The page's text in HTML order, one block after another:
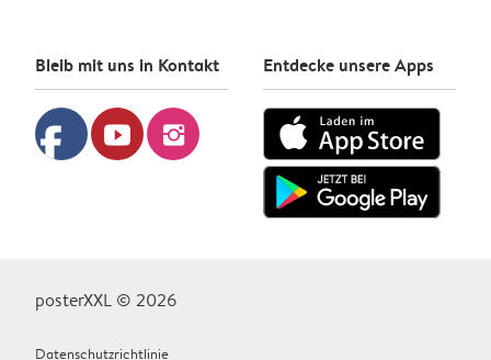
Bleib mit uns in Kontakt
facebook youtube instagram
Entdecke unsere Apps
posterXXL © 2026
Datenschutzrichtlinie